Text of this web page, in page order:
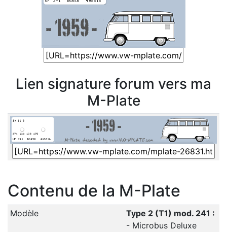
Lien signature forum vers ma
M-Plate
Contenu de la M-Plate
Modèle
Type 2 (T1) mod. 241 :
- Microbus Deluxe